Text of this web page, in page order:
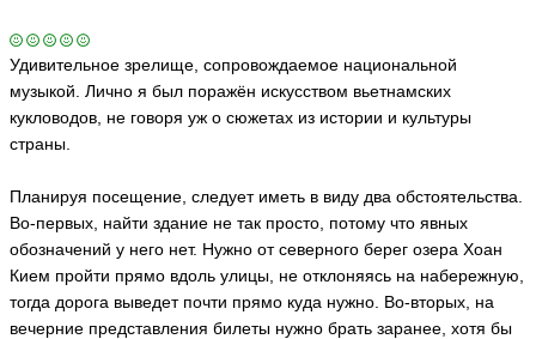
Удивительное зрелище, сопровождаемое национальной
музыкой. Лично я был поражён искусством вьетнамских
кукловодов, не говоря уж о сюжетах из истории и культуры
страны.
Планируя посещение, следует иметь в виду два обстоятельства.
Во-первых, найти здание не так просто, потому что явных
обозначений у него нет. Нужно от северного берег озера Хоан
Кием пройти прямо вдоль улицы, не отклоняясь на набережную,
тогда дорога выведет почти прямо куда нужно. Во-вторых, на
вечерние представления билеты нужно брать заранее, хотя бы